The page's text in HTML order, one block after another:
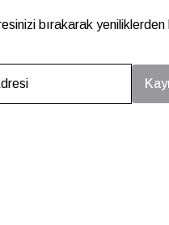
bırakarak